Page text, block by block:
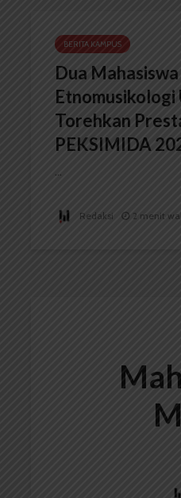
BERITA KAMPUS
Dua Mahasiswa
Etnomusikologi
Torehkan
PEKSIMIDA
...
Redaksi 2 menit